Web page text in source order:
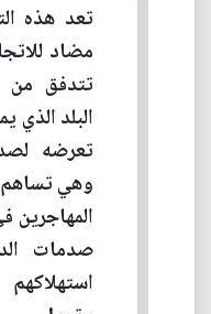
تعد هذه
مضاد
تتدفق من
البلد
تعرضه
وهي تساهم
المهاجرين
صدمات